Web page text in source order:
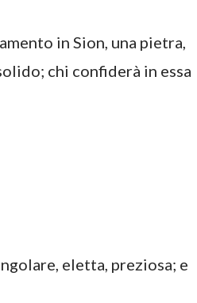
in Sion, una pietra,
chi confiderà in essa
eletta, preziosa; e